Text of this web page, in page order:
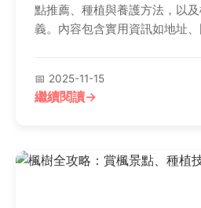
點推薦、種植與養護方法，以
義。內容包含實用資訊如地址
📅 2025-11-15
繼續閱讀